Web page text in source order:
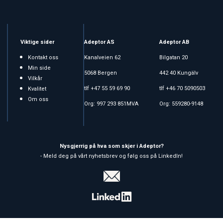
Viktige sider
Kontakt oss
Min side
Vilkår
Kvalitet
Om oss
Adeptor AS
Kanalveien 62
5068 Bergen
tlf +47 55 59 69 90
Org: 997 293 851MVA
Adeptor AB
Bilgatan 20
442 40 Kungälv
tlf +46 70 5090503
Org: 559280-9148
Nysgjerrig på hva som skjer i Adeptor?
- Meld deg på vårt nyhetsbrev og følg oss på LinkedIn!